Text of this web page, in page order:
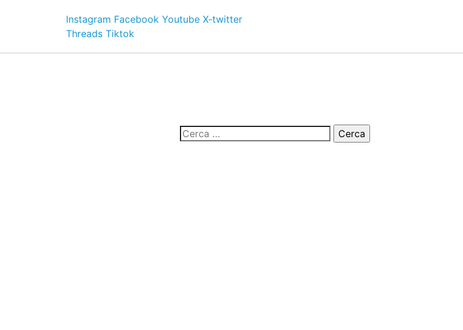
Instagram Facebook Youtube X-twitter
Threads Tiktok